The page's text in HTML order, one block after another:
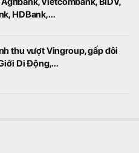
HDBank,...
thu vượt Vingroup, gấp đôi
Di Động,...